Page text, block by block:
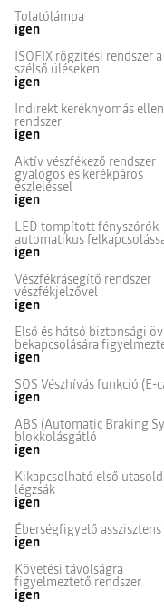
Tolatólámpa
igen
ISOFIX rögzítési rendszer
szélső üléseken
igen
Indirekt keréknyomás
rendszer
igen
Aktív vészfékező rendszer
gyalogos és kerékpáros
észleléssel
igen
LED tompított fényszórók
automatikus
igen
Vészfékrásegítő rendszer
vészfékjelzővel
igen
Első és hátsó biztonsági
bekapcsolására
igen
SOS Vészhívás funkció (E-
igen
ABS (Automatic Braking
blokkolásgátló
igen
Kikapcsolható első
légzsák
igen
Éberségfigyelő asszisztens
igen
Követési távolságra
figyelmeztető rendszer
igen